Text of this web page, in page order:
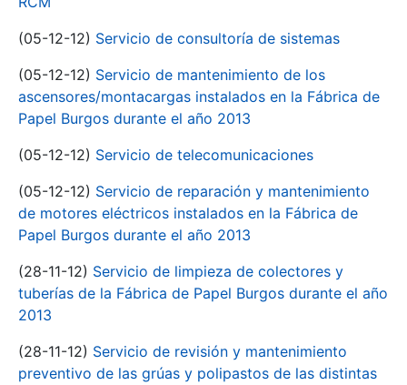
(05-12-12) Servicio de consultoría de sistemas
(05-12-12) Servicio de mantenimiento de los
ascensores/montacargas instalados en la Fábrica de
Papel Burgos durante el año 2013
(05-12-12) Servicio de telecomunicaciones
(05-12-12) Servicio de reparación y mantenimiento
de motores eléctricos instalados en la Fábrica de
Papel Burgos durante el año 2013
(28-11-12) Servicio de limpieza de colectores y
tuberías de la Fábrica de Papel Burgos durante el año
2013
(28-11-12) Servicio de revisión y mantenimiento
preventivo de las grúas y polipastos de las distintas